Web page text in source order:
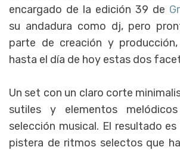
encargado de la edición 39 de
su andadura como dj, pero
parte de creación y
hasta el día de hoy estas dos
Un set con un claro corte
sutiles y elementos
selección musical. El resultado
pistera de ritmos selectos que